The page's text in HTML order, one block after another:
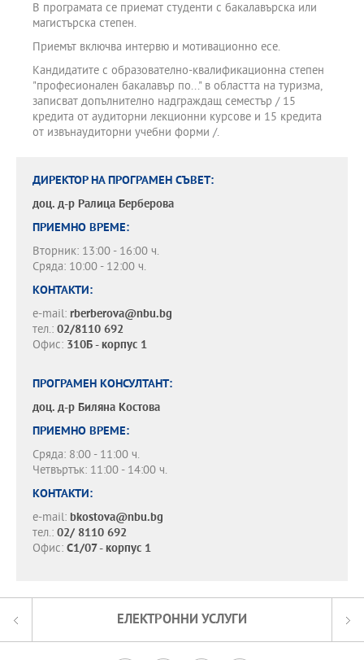
В програмата се приемат студенти с бакалавърска или
магистърска степен.
Приемът включва интервю и мотивационно есе.
Кандидатите с образователно-квалификационна степен
"професионален бакалавър по..." в областта на туризма,
записват допълнително надграждащ семестър / 15
кредита от аудиторни лекционни курсове и 15 кредита
от извънаудиторни учебни форми /.
ДИРЕКТОР НА ПРОГРАМЕН СЪВЕТ:
доц. д-р Ралица Берберова
ПРИЕМНО ВРЕМЕ:
Вторник: 13:00 - 16:00 ч.
Сряда: 10:00 - 12:00 ч.
КОНТАКТИ:
e-mail: rberberova@nbu.bg
тел.: 02/8110 692
Офис: 310Б - корпус 1
ПРОГРАМЕН КОНСУЛТАНТ:
доц. д-р Биляна Костова
ПРИЕМНО ВРЕМЕ:
Сряда: 8:00 - 11:00 ч.
Четвъртък: 11:00 - 14:00 ч.
КОНТАКТИ:
e-mail: bkostova@nbu.bg
тел.: 02/ 8110 692
Офис: С1/07 - корпус 1
ЕЛЕКТРОННИ УСЛУГИ